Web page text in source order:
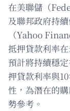
在美聯儲（
及聯邦政府持
（Yahoo
抵押貸款利率
預計將持續穩
押貸款利率與
性，為潛在的
勢參考。